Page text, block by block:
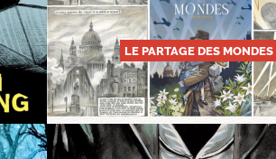
LE PARTAGE DES MONDES